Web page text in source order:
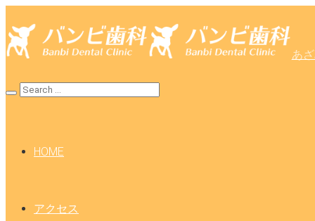
あ
HOME
アクセス